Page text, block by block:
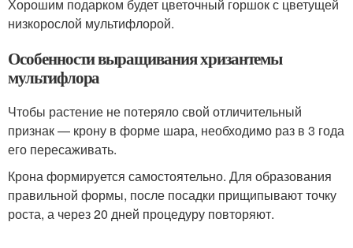
Хорошим подарком будет цветочный горшок с цветущей
низкорослой мультифлорой.
Особенности выращивания хризантемы
мультифлора
Чтобы растение не потеряло свой отличительный
признак — крону в форме шара, необходимо раз в 3 года
его пересаживать.
Крона формируется самостоятельно. Для образования
правильной формы, после посадки прищипывают точку
роста, а через 20 дней процедуру повторяют.